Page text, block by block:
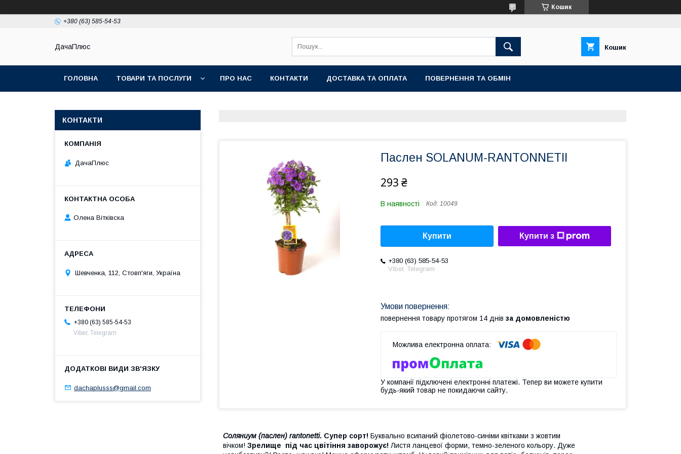
Кошик
+380 (63) 585-54-53
ДачаПлюс Кошик
ГОЛОВНА ТОВАРИ ТА ПОСЛУГИ ПРО НАС КОНТАКТИ ДОСТАВКА ТА ОПЛАТА ПОВЕРНЕННЯ ТА ОБМІН
Паслен SOLANUM-RANTONNETII
293 ₴
В наявності Код: 10049
Купити Купити з
+380 (63) 585-54-53
Viber, Telegram
повернення товару протягом 14 днів за домовленістю
У компанії підключені електронні платежі. Тепер ви можете купити
будь-який товар не покидаючи сайту.
Соляниум (паслен) rantonetti. Супер сорт! Буквально всипаний фіолетово-синіми квітками з жовтим
вічком! Зрелище під час цвітіння заворожує! Листя ланцевої форми, темно-зеленого кольору. Дуже
КОНТАКТИ
ДачаПлюс
Олена Вітківска
Шевченка, 112, Стовп'яги, Україна
+380 (63) 585-54-53
Viber, Telegram
dachaplusss@gmail.com